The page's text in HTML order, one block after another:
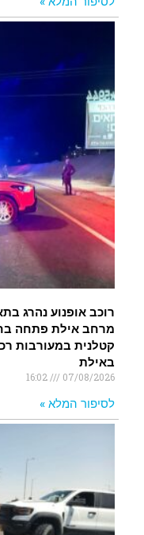
רוכב אופנוע נהרג
מרחב אילת פתחה
קטלנית במעורבות
באילת
07/08/2026
16:02
לסיפור המלא »